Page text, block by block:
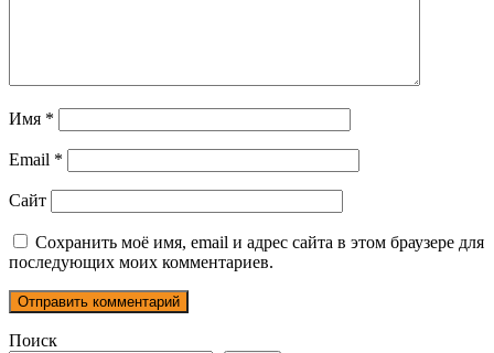
Имя *
Email *
Сайт
Сохранить моё имя, email и адрес сайта в этом браузере для
последующих моих комментариев.
Поиск